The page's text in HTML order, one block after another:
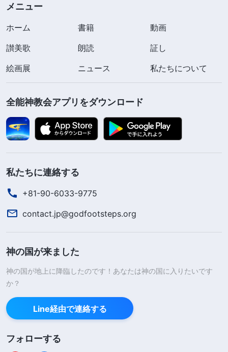
メニュー
ホーム 書籍
動画
讃美歌
朗読
証し
絵画展
ニュース 私たちについて
全能神教会アプリをダウンロード
私たちに連絡する
+81-90-6033-9775
contact.jp@godfootsteps.org
神の国が来ました
神の国が地上に降臨したのです！あなたは神の国に入りたいです
か？
Line経由で連絡する
フォローする